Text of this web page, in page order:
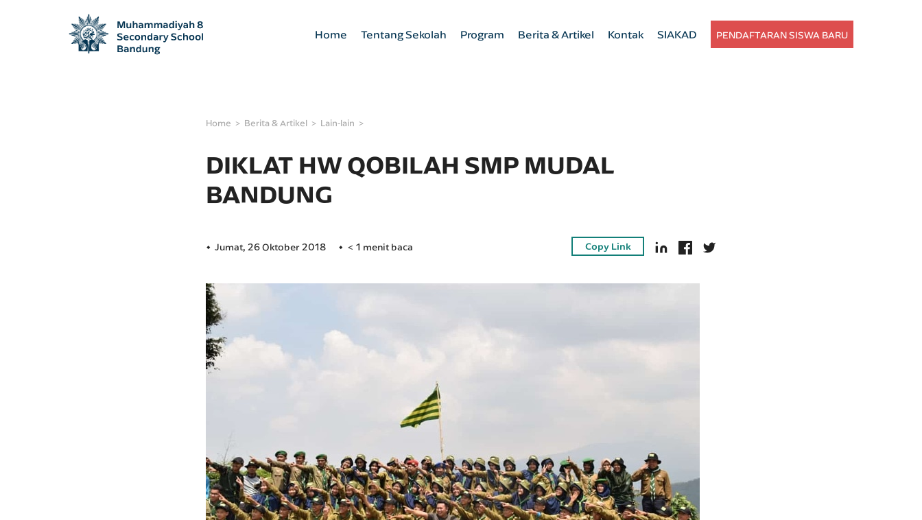
Home Tentang Sekolah Program Berita & Artikel Kontak SIAKAD PENDAFTARAN SISWA BARU
Home Berita & Artikel Lain-lain
DIKLAT HW QOBILAH SMP MUDAL
BANDUNG
Jumat, 26 Oktober 2018 < 1 menit baca Copy Link